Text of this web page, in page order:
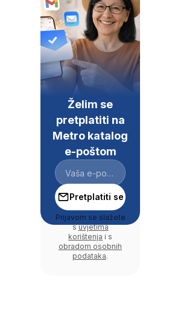
Želim se
pretplatiti na
Metro katalog
e-poštom
Pretplatiti se
Prijavom se slažete
suvjetima
korištenja i s
obradom osobnih
podataka.